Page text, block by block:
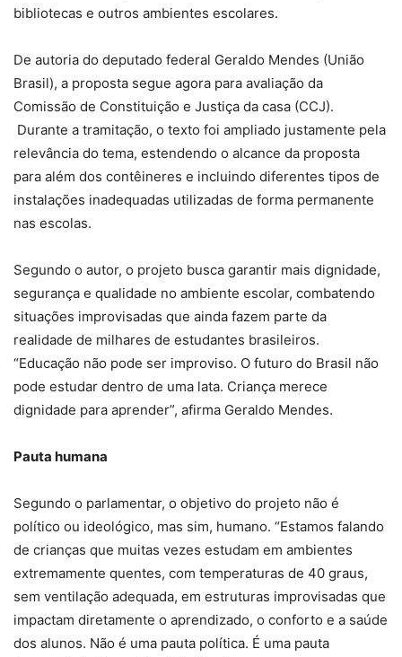
bibliotecas e outros ambientes escolares.
De autoria do deputado federal Geraldo Mendes (União
Brasil), a proposta segue agora para avaliação da
Comissão de Constituição e Justiça da casa (CCJ).
Durante a tramitação, o texto foi ampliado justamente pela
relevância do tema, estendendo o alcance da proposta
para além dos contêineres e incluindo diferentes tipos de
instalações inadequadas utilizadas de forma permanente
nas escolas.
Segundo o autor, o projeto busca garantir mais dignidade,
segurança e qualidade no ambiente escolar, combatendo
situações improvisadas que ainda fazem parte da
realidade de milhares de estudantes brasileiros.
“Educação não pode ser improviso. O futuro do Brasil não
pode estudar dentro de uma lata. Criança merece
dignidade para aprender”, afirma Geraldo Mendes.
Pauta humana
Segundo o parlamentar, o objetivo do projeto não é
político ou ideológico, mas sim, humano. “Estamos falando
de crianças que muitas vezes estudam em ambientes
extremamente quentes, com temperaturas de 40 graus,
sem ventilação adequada, em estruturas improvisadas que
impactam diretamente o aprendizado, o conforto e a saúde
dos alunos. Não é uma pauta política. É uma pauta